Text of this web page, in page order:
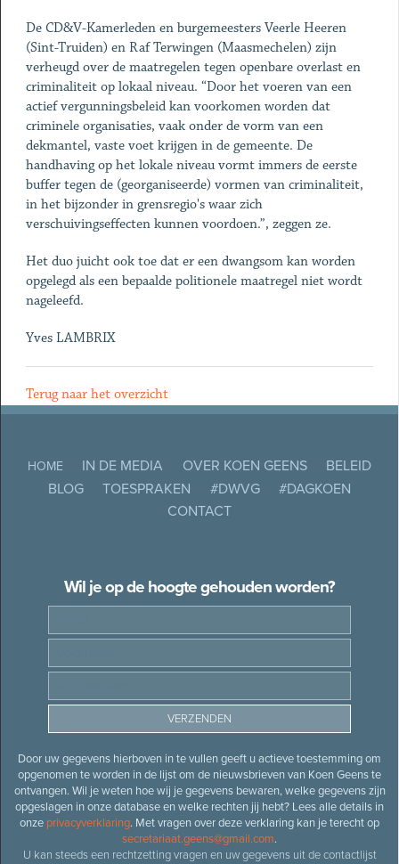
De CD&V-Kamerleden en burgemeesters Veerle Heeren
(Sint-Truiden) en Raf Terwingen (Maasmechelen) zijn
verheugd over de maatregelen tegen openbare overlast en
criminaliteit op lokaal niveau. “Door het voeren van een
actief vergunningsbeleid kan voorkomen worden dat
criminele organisaties, vaak onder de vorm van een
dekmantel, vaste voet krijgen in de gemeente. De
handhaving op het lokale niveau vormt immers de eerste
buffer tegen de (georganiseerde) vormen van criminaliteit,
in het bijzonder in grensregio's waar zich
verschuivingseffecten kunnen voordoen.”, zeggen ze.
Het duo juicht ook toe dat er een dwangsom kan worden
opgelegd als een bepaalde politionele maatregel niet wordt
nageleefd.
Yves LAMBRIX
Terug naar het overzicht
HOME IN DE MEDIA OVER KOEN GEENS
BELEID
BLOG
TOESPRAKEN #DWVG
#DAGKOEN
CONTACT
Wil je op de hoogte gehouden worden?
Door uw gegevens hierboven in te vullen geeft u actieve toestemming om
opgenomen te worden in de lijst om de nieuwsbrieven van Koen Geens te
ontvangen. Wil je weten hoe wij je gegevens bewaren, welke gegevens zijn
opgeslagen in onze database en welke rechten jij hebt? Lees alle details in
onze privacyverklaring. Met vragen over deze verklaring kan je terecht op
secretariaat.geens@gmail.com.
U kan steeds een rechtzetting vragen en uw gegevens uit de contactlijst